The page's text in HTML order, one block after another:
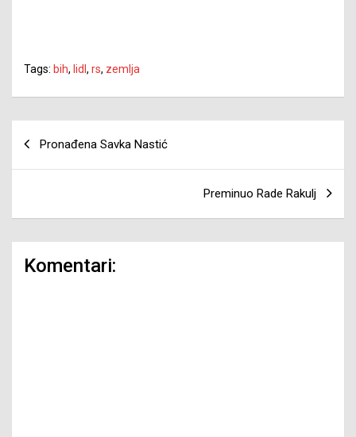
Tags: bih, lidl , rs, zemlja
Pronađena Savka Nastić
Preminuo Rade Rakulj
Komentari: